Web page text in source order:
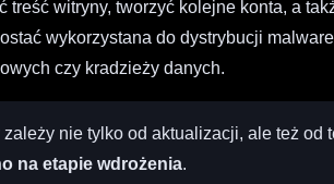
witryny, tworzyć kolejne konta, a
wykorzystana do dystrybucji
czy kradzieży danych.
nie tylko od aktualizacji, ale też od
na etapie wdrożenia.